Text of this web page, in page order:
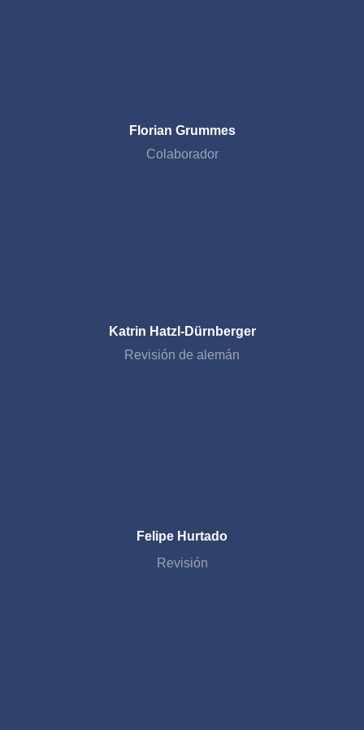
Florian Grummes
Colaborador
Katrin Hatzl-Dürnberger
Revisión de alemán
Felipe Hurtado
Revisión